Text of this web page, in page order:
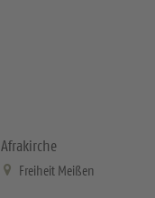
Afrakirche
Freiheit Meißen